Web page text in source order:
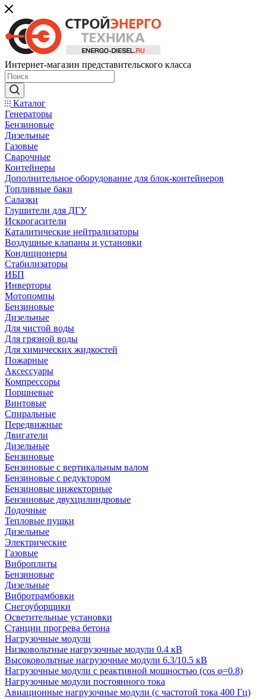
Интернет-магазин представительского класса
Каталог
Генераторы
Бензиновые
Дизельные
Газовые
Сварочные
Контейнеры
Дополнительное оборудование для блок-контейнеров
Топливные баки
Салазки
Глушители для ДГУ
Искрогасители
Каталитические нейтрализаторы
Воздушные клапаны и установки
Кондиционеры
Стабилизаторы
ИБП
Инверторы
Мотопомпы
Бензиновые
Дизельные
Для чистой воды
Для грязной воды
Для химических жидкостей
Пожарные
Аксессуары
Компрессоры
Поршневые
Винтовые
Спиральные
Передвижные
Двигатели
Дизельные
Бензиновые
Бензиновые с вертикальным валом
Бензиновые с редуктором
Бензиновые инжекторные
Бензиновые двухцилиндровые
Лодочные
Тепловые пушки
Дизельные
Электрические
Газовые
Виброплиты
Бензиновые
Дизельные
Вибротрамбовки
Снегоуборщики
Осветительные установки
Станции прогрева бетона
Нагрузочные модули
Низковольтные нагрузочные модули 0.4 кВ
Высоковольтные нагрузочные модули 6.3/10.5 кВ
Нагрузочные модули с реактивной мощностью (cos φ=0.8)
Нагрузочные модули постоянного тока
Авиационные нагрузочные модули (с частотой тока 400 Гц)